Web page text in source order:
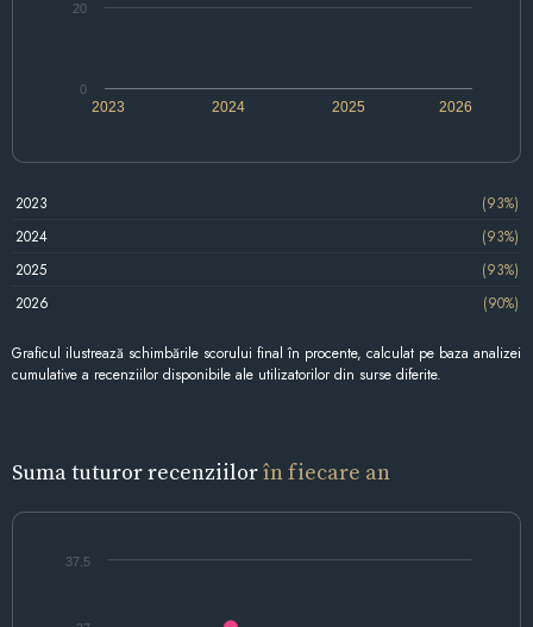
2024 2026
2023 2025
0
20
2023
(93%)
2024
(93%)
2025
(93%)
2026
(90%)
Graficul ilustrează schimbările scorului final în procente, calculat pe baza analizei
cumulative a recenziilor disponibile ale utilizatorilor din surse diferite.
Suma tuturor recenziilorîn fiecare an
37.5